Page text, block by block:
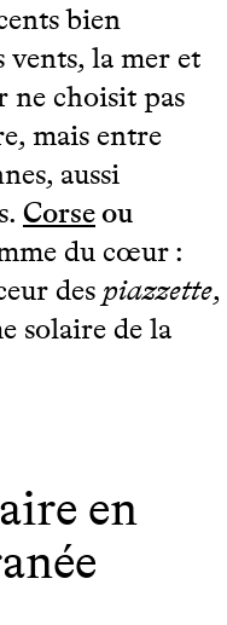
bien
vents, la mer et
ne choisit pas
mais entre
aussi
Corseou
du cœur :
des piazzette,
solaire de la
en